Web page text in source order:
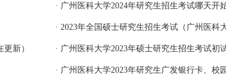
新）
· 广州医科大学2024年研究生招生考试哪天开